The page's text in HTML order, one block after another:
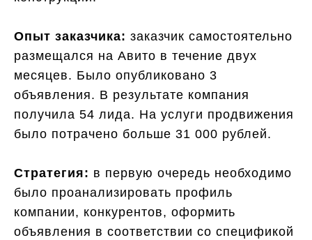
Опыт заказчика: заказчик самостоятельно
размещался на Авито в течение двух
месяцев. Было опубликовано 3
объявления. В результате компания
получила 54 лида. На услуги продвижения
было потрачено больше 31 000 рублей.
Стратегия: в первую очередь необходимо
было проанализировать профиль
компании, конкурентов, оформить
объявления в соответствии со спецификой